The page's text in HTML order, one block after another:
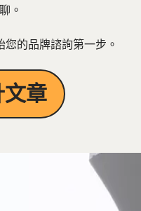
。
您的品牌諮詢第一步。
文章